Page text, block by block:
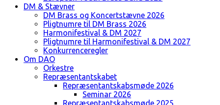
DM & Stævner
DM Brass og Koncertstævne 2026
Pligtnumre til DM Brass 2026
Harmonifestival & DM 2027
Pligtnumre til Harmonifestival & DM 2027
Konkurrenceregler
Om DAO
Orkestre
Repræsentantskabet
Repræsentantskabsmøde 2026
Seminar 2026
Repræsentantskabsmøde 2025